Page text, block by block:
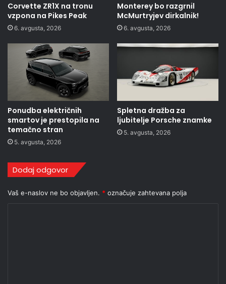
Corvette ZR1X na tronu
vzpona na Pikes Peak
6. avgusta, 2026
Monterey bo razgrnil
McMurtryjev dirkalnik!
6. avgusta, 2026
Ponudba električnih
smartov je prestopila na
temačno stran
5. avgusta, 2026
Spletna dražba za
ljubitelje Porsche znamke
5. avgusta, 2026
Dodaj odgovor
Vaš e-naslov ne bo objavljen. * označuje zahtevana polja